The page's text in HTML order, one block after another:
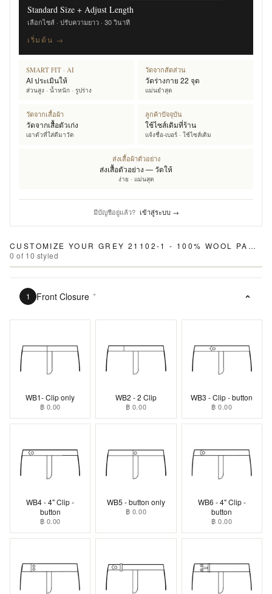
Standard Size + Adjust Length
เลือกไซส์ · ปรับความยาว · 30 วินาที
เริ่มต้น →
SMART FIT · AI
AI ประเมินให้
ส่วนสูง · น้ำหนัก · รูปร่าง
วัดจากสัดส่วน
วัดร่างกาย 22 จุด
แม่นยำสุด
วัดจากเสื้อผ้า
วัดจากเสื้อตัวเก่ง
เอาตัวที่ใส่ดีมาวัด
ลูกค้าปัจจุบัน
ใช้ไซส์เดิมที่ร้าน
แจ้งชื่อ-เบอร์ · ใช้ไซส์เดิม
ส่งเสื้อผ้าตัวอย่าง
ส่งเสื้อตัวอย่าง — วัดให้
ง่าย · แม่นสุด
มีบัญชีอยู่แล้ว? เข้าสู่ระบบ →
CUSTOMIZE YOUR GREY 21102-1 - 100% WOOL PANTS
0 of 10 styled
1 Front Closure *
WB1- Clip only
฿ 0.00
WB2 - 2 Clip
฿ 0.00
WB3 - Clip - button
฿ 0.00
WB4 - 4" Clip -
button
฿ 0.00
WB5 - button only
฿ 0.00
WB6 - 4" Clip -
button
฿ 0.00